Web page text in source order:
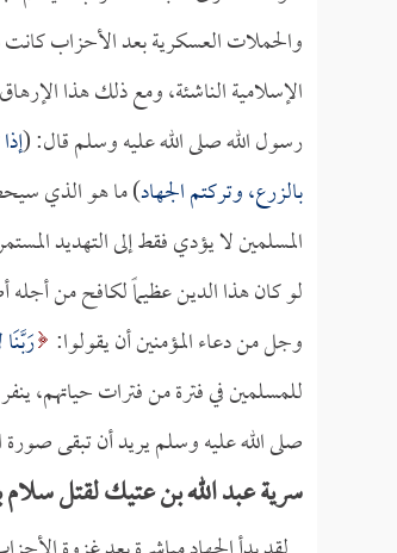
الإسلامية الناشئة، ومع ذلك هذا
رسول الله صلى الله عليه وسلم قال: (
بالزرع، وتركتم الجهاد) ما هو الذي
المسلمين لا يؤدي فقط إلى التهديد
لو كان هذا الدين عظيماً لكافح من
وجل من دعاء المؤمنين أن يقولوا:
للمسلمين في فترة من فترات حياتهم،
صلى الله عليه وسلم يريد أن تبقى صورة
سرية عبد الله بن عتيك لقتل سلام